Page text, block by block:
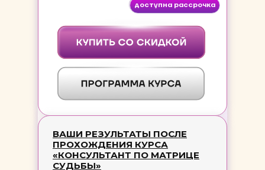
доступна рассрочка
ВАШИ РЕЗУЛЬТАТЫ ПОСЛЕ
ПРОХОЖДЕНИЯ КУРСА
«КОНСУЛЬТАНТ ПО МАТРИЦЕ
СУДЬБЫ»